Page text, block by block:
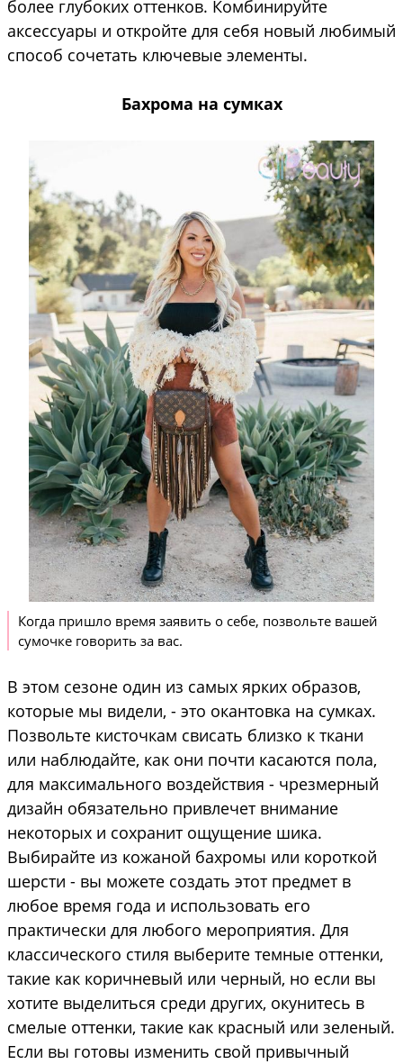
более глубоких оттенков. Комбинируйте
аксессуары и откройте для себя новый любимый
способ сочетать ключевые элементы.
Бахрома на сумках
Когда пришло время заявить о себе, позвольте вашей
сумочке говорить за вас.
В этом сезоне один из самых ярких образов,
которые мы видели, - это окантовка на сумках.
Позвольте кисточкам свисать близко к ткани
или наблюдайте, как они почти касаются пола,
для максимального воздействия - чрезмерный
дизайн обязательно привлечет внимание
некоторых и сохранит ощущение шика.
Выбирайте из кожаной бахромы или короткой
шерсти - вы можете создать этот предмет в
любое время года и использовать его
практически для любого мероприятия. Для
классического стиля выберите темные оттенки,
такие как коричневый или черный, но если вы
хотите выделиться среди других, окунитесь в
смелые оттенки, такие как красный или зеленый.
Если вы готовы изменить свой привычный